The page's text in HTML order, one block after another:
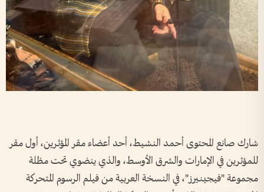
شارك صانع المحتوى أحمد النشيط، أحد أعضاء مقر المؤثرين، أول مقر
للمؤثرين في الإمارات والشرق الأوسط، والذي ينضوي تحت مظلة
مجموعة "فيجينيرز"، في النسخة العربية من فيلم الرسوم المتحركة